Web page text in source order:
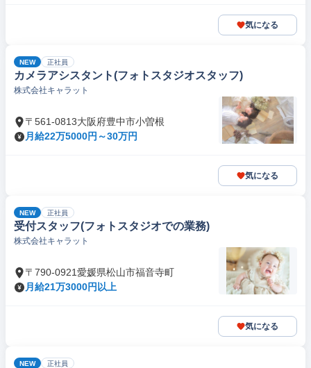
気になる
NEW 正社員
カメラアシスタント(フォトスタジオスタッフ)
株式会社キャラット
〒561-0813大阪府豊中市小曽根
月給22万5000円～30万円
気になる
NEW 正社員
受付スタッフ(フォトスタジオでの業務)
株式会社キャラット
〒790-0921愛媛県松山市福音寺町
月給21万3000円以上
気になる
NEW 正社員